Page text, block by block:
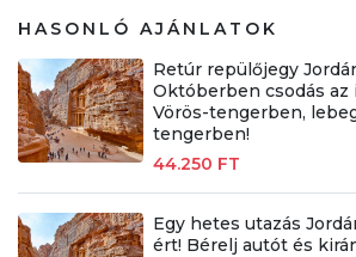
HASONLÓ AJÁNLATOK
Retúr repülőjegy
Októberben csodás az
Vörös-tengerben,
tengerben!
44.250 FT
Egy hetes utazás
ért! Bérelj autót és